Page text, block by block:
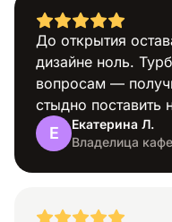
До открытия
дизайне ноль.
вопросам —
стыдно поставить
Е
Екатерина Л.
Владелица